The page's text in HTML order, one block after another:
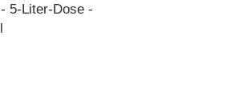
5-Liter-Dose -